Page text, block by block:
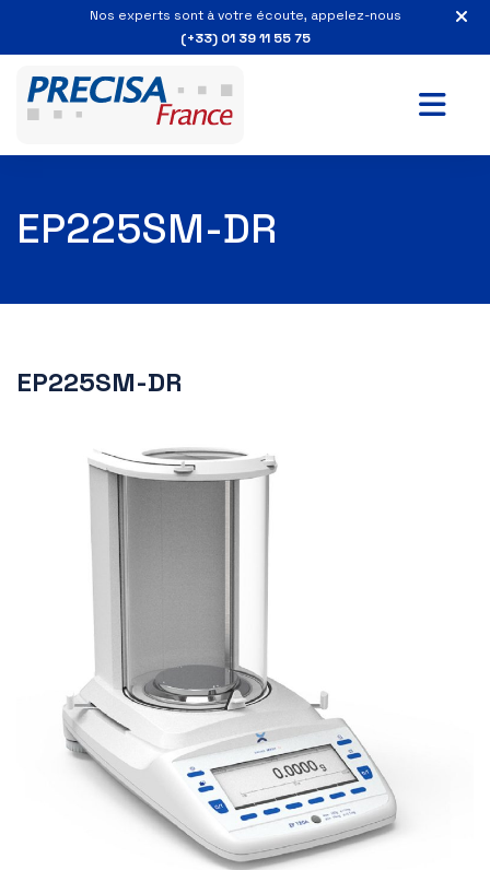
Nos experts sont à votre écoute, appelez-nous
(+33) 01 39 11 55 75
EP225SM-DR
EP225SM-DR